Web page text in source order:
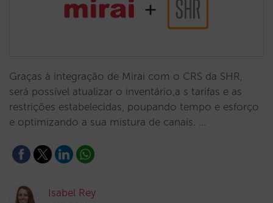
Graças à integração de Mirai com o CRS da SHR,
será possível atualizar o inventário,a s tarifas e as
restrições estabelecidas, poupando tempo e esforço
e optimizando a sua mistura de canais. …
Isabel Rey